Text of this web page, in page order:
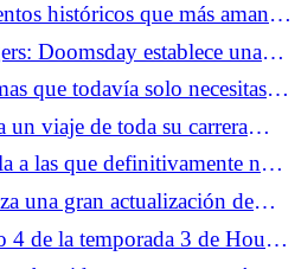
históricos que más aman
Doomsday establece una
Strange
que todavía solo necesitas
un viaje de toda su carrera
de Christopher Nolan
a las que definitivamente nos
una gran actualización de
pista de los Vengadores
4 de la temporada 3 de House